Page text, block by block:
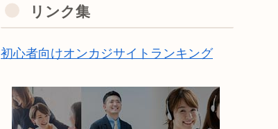
リンク集
初心者向けオンカジサイトランキング